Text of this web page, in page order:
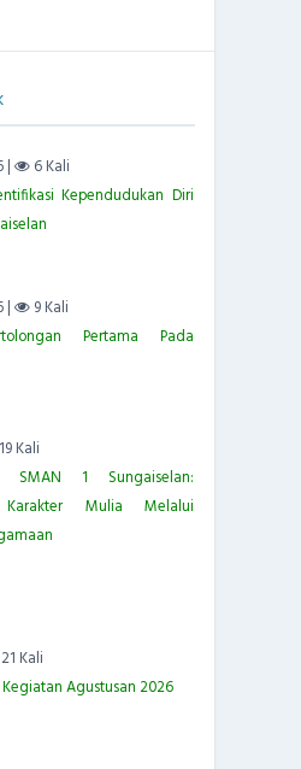
|
6 Kali
Kependudukan Diri
|
9 Kali
Pertama Pada
Kali
SMAN 1 Sungaiselan:
Karakter Mulia Melalui
Kali
Agustusan 2026